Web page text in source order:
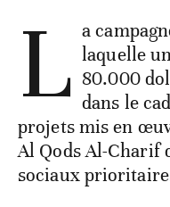
L a
laquelle
80.000
dans le
projets mis en
Al Qods Al-Charif
sociaux